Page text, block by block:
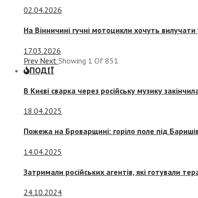
02.04.2026
На Вінничині гучні мотоцикли хочуть
17.03.2026
Prev Next Showing 1 Of 851
ПОДІЇ
В Києві сварка через російську музику
18.04.2025
Пожежа на Броварщині: горіло поле під
14.04.2025
Затримали російських агентів, які готували
24.10.2024